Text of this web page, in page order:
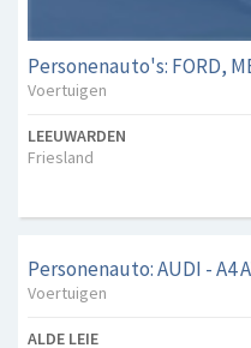
Personenauto's: FORD,
Voertuigen
LEEUWARDEN
Friesland
Personenauto: AUDI - A4
Voertuigen
ALDE LEIE